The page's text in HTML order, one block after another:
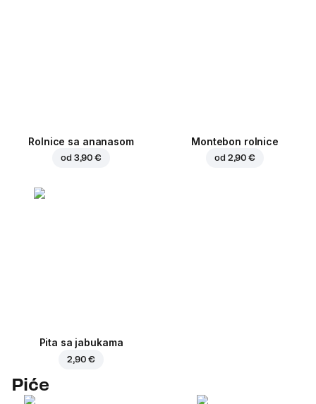
Rolnice sa ananasom
od 3,90 €
Montebon rolnice
od 2,90 €
Pita sa jabukama
2,90 €
Piće